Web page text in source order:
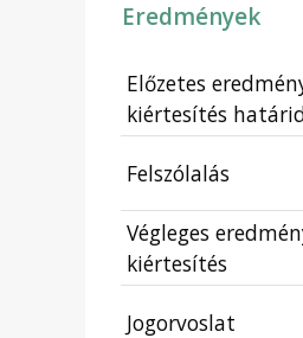
Eredmények
Előzetes
kiértesítés
Felszólalás
Végleges
kiértesítés
Jogorvoslat